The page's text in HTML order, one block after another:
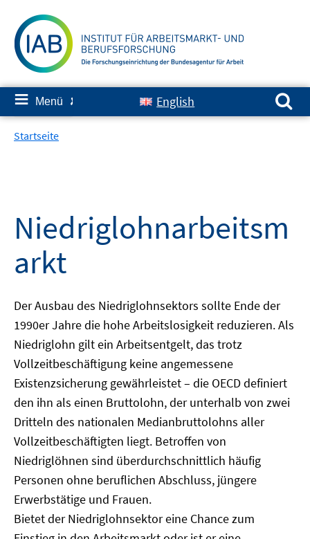
zum
Inhalt
≡ Menü ✘ English
Suchen nach:
Startseite
Niedriglohnarbeitsm
arkt
Der Ausbau des Niedriglohnsektors sollte Ende der
1990er Jahre die hohe Arbeitslosigkeit reduzieren. Als
Niedriglohn gilt ein Arbeitsentgelt, das trotz
Vollzeitbeschäftigung keine angemessene
Existenzsicherung gewährleistet – die OECD definiert
den ihn als einen Bruttolohn, der unterhalb von zwei
Dritteln des nationalen Medianbruttolohns aller
Vollzeitbeschäftigten liegt. Betroffen von
Niedriglöhnen sind überdurchschnittlich häufig
Personen ohne beruflichen Abschluss, jüngere
Erwerbstätige und Frauen.
Bietet der Niedriglohnsektor eine Chance zum